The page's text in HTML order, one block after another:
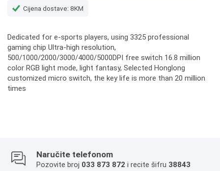
Cijena dostave: 8KM
Dedicated for e-sports players, using 3325 professional
gaming chip Ultra-high resolution,
500/1000/2000/3000/4000/5000DPI free switch 16.8 million
color RGB light mode, light fantasy, Selected Honglong
customized micro switch, the key life is more than 20 million
times
Naručite telefonom
Pozovite broj 033 873 872 i recite šifru 38843